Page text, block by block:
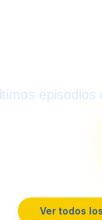
Ver todos